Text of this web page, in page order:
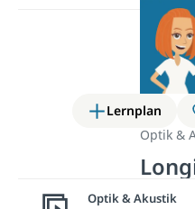
Lernplan
Optik &
Optik & Akustik